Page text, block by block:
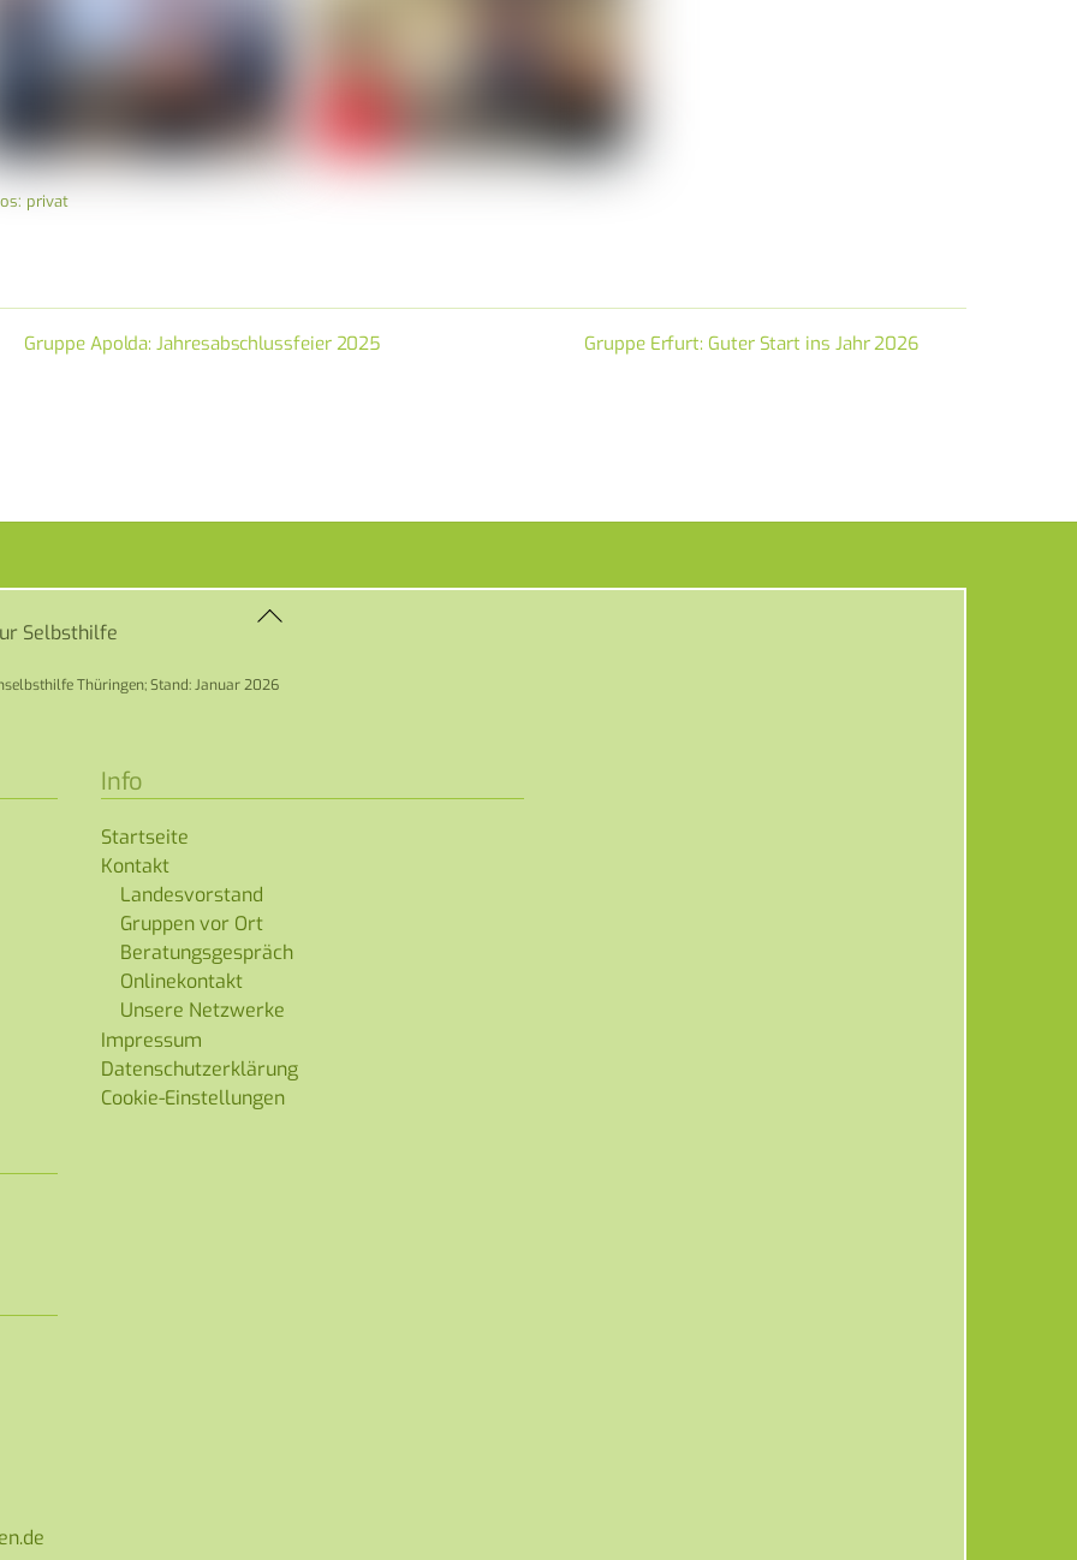
privat
Gruppe Apolda: Jahresabschlussfeier 2025 Gruppe Erfurt: Guter Start ins Jahr 2026
Back
Selbsthilfe
Thüringen; Stand: Januar 2026
Info
Startseite
Kontakt
Landesvorstand
Gruppen vor Ort
Beratungsgespräch
Onlinekontakt
Unsere Netzwerke
Impressum
Datenschutzerklärung
Cookie-Einstellungen